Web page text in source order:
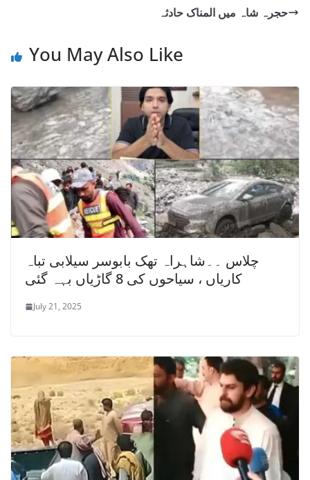
حجرہ شاہ میں المناک حادثہ
You May Also Like
چلاس ۔۔شاہراہ تھک بابوسر سیلابی تباہ
کاریاں ، سیاحوں کی 8 گاڑیاں بہہ گئی
July 21, 2025